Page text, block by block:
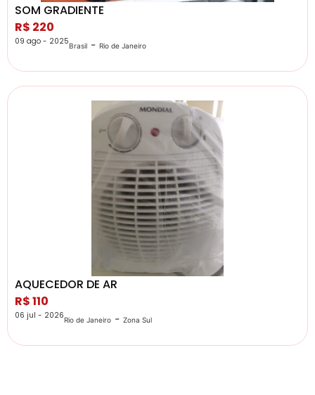
SOM GRADIENTE
R$ 220
09 ago - 2025Brasil - Rio de Janeiro
AQUECEDOR DE AR
R$ 110
06 jul - 2026Rio de Janeiro - Zona Sul